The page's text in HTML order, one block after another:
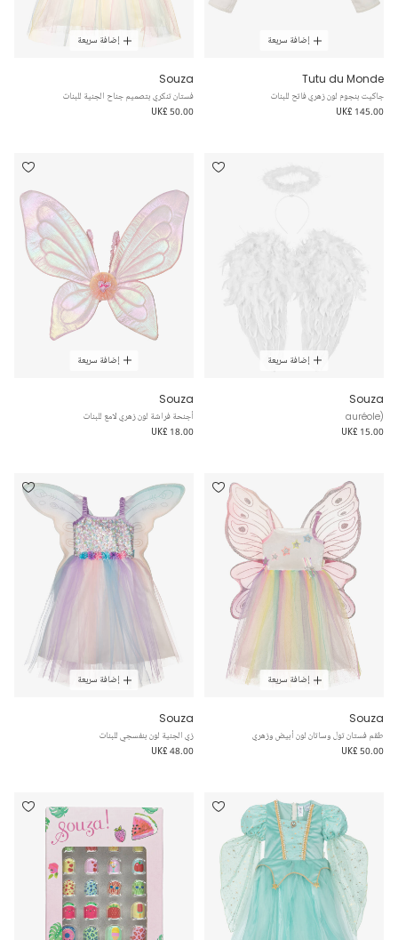
إضافة سريعة
Tutu du Monde
جاكيت بنجوم لون زهري فاتح للبنات
UK£ 145.00
إضافة سريعة
Souza
فستان تنكري بتصميم جناح الجنية للبنات
UK£ 50.00
إضافة سريعة
Souza
auréole)
UK£ 15.00
إضافة سريعة
Souza
أجنحة فراشة لون زهري لامع للبنات
UK£ 18.00
إضافة سريعة
Souza
طقم فستان تول وساتان لون أبيض وزهري
UK£ 50.00
إضافة سريعة
Souza
زي الجنية لون بنفسجي للبنات
UK£ 48.00